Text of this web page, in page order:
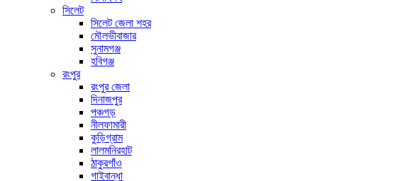
সিলেট
সিলেট জেলা শহর
মৌলভীবাজার
সুনামগঞ্জ
হবিগঞ্জ
রংপুর
রংপুর জেলা
দিনাজপুর
পঞ্চগড়
নীলফামারী
কুড়িগ্রাম
লালমনিরহাট
ঠাকুরগাঁও
গাইবান্ধা